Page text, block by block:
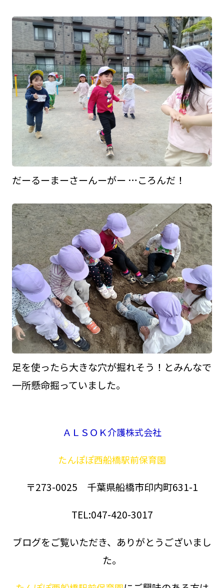
だーるーまーさーんーがー …ころんだ！
足を使ったら大きな穴が掘れそう！とみんなで
一所懸命掘っていました。
ＡＬＳＯＫ介護株式会社
たんぽぽ西船橋駅前保育園
〒273-0025 千葉県船橋市印内町631-1
TEL:047-420-3017
ブログをご覧いただき、ありがとうございまし
た。